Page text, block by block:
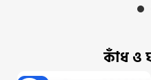
কাঁধ ও